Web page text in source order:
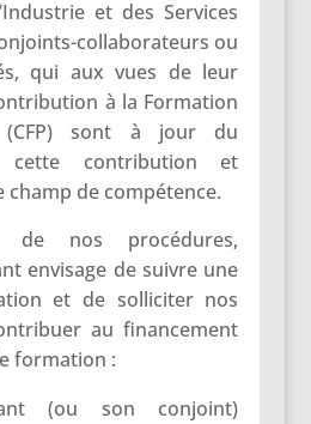
et des Services
collaborateurs ou
qui aux vues de leur
à la Formation
(CFP) sont à jour du
cette contribution et
champ de compétence.
de nos procédures,
envisage de suivre une
et de solliciter nos
au financement
formation :
(ou son conjoint)